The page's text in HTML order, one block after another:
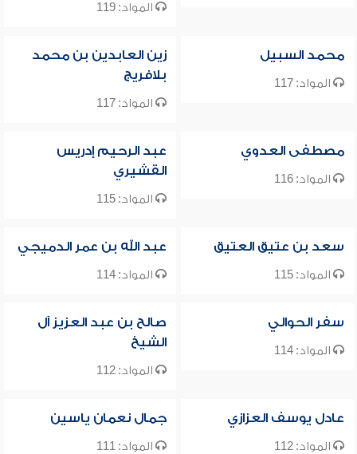
المواد: 119
محمد السبيل
المواد: 117
زين العابدين بن محمد
بلافريج
المواد: 117
مصطفى العدوي
المواد: 116
عبد الرحيم إدريس
القشيري
المواد: 115
سعد بن عتيق العتيق
المواد: 115
عبد الله بن عمر الدميجي
المواد: 114
سفر الحوالي
المواد: 114
صالح بن عبد العزيز آل
الشيخ
المواد: 112
عادل يوسف العزازي
المواد: 112
جمال نعمان ياسين
المواد: 111